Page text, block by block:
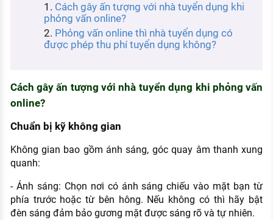
KHÁM PHÁ NGHỀ NGHIỆP
Tử vi nghề nghiệp
HƯỚNG NGHIỆP VIỆC LÀM
Đặc trưng từng nghề
Xu hướng việc làm
XÂY DỰNG VÀ PHÁT TRIỂN ĐỘI NGŨ
NHÂN SỰ
TUYỂN DỤNG VIỆC LÀM
Cách gây ấn tượng với nhà tuyển dụng khi
phỏng vấn online?
Phỏng vấn online thì nhà tuyển dụng có
được phép thu phí tuyển dụng không?
Cách gây ấn tượng với nhà tuyển dụng khi phỏng vấn
online?
Chuẩn bị kỹ không gian
Không gian bao gồm ánh sáng, góc quay âm thanh xung
quanh:
- Ánh sáng: Chọn nơi có ánh sáng chiếu vào mặt bạn từ
phía trước hoặc từ bên hông. Nếu không có thì hãy bật
đèn sáng đảm bảo gương mặt được sáng rõ và tự nhiên.